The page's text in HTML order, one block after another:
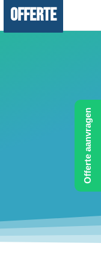
Offerte
Offerte aanvragen